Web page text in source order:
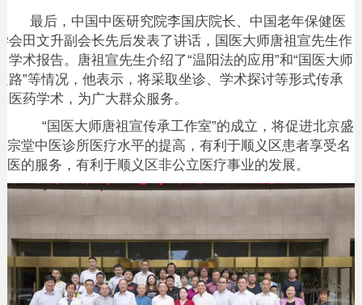
最后，中国中医研究院李国庆院长、中国老年保健医
会田文升副会长先后发表了讲话，国医大师唐祖宣先生作
学术报告。唐祖宣先生介绍了“温阳法的应用”和“国医大师
路”等情况，他表示，将采取坐诊、学术探讨等形式传承
医药学术，为广大群众服务。
“ 国医大师唐祖宣传承工作室”的成立，将促进北京盛
宗堂中医诊所医疗水平的提高，有利于顺义区患者享受名
医的服务，有利于顺义区非公立医疗事业的发展。